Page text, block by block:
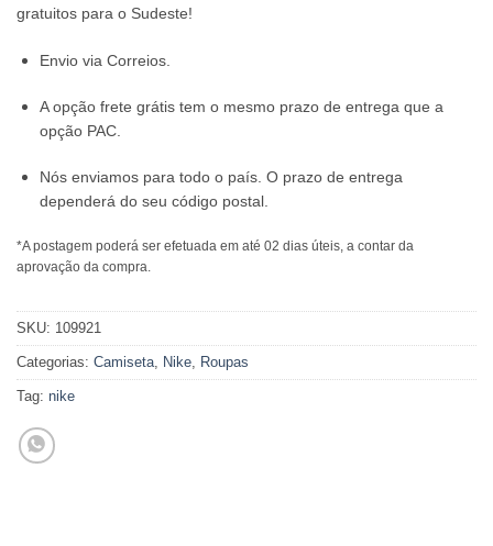
gratuitos para o Sudeste!
Envio via Correios.
A opção frete grátis tem o mesmo prazo de entrega que a
opção PAC.
Nós enviamos para todo o país. O prazo de entrega
dependerá do seu código postal.
*A postagem poderá ser efetuada em até 02 dias úteis, a contar da
aprovação da compra.
SKU: 109921
Categorias: Camiseta, Nike, Roupas
Tag: nike